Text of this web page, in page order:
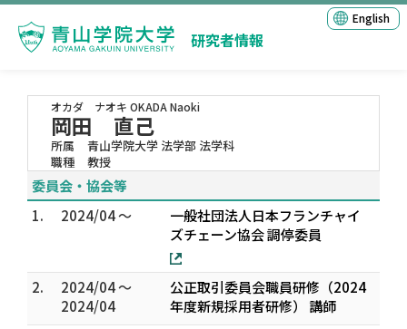
研究者情報
English
オカダ ナオキ OKADA Naoki
岡田 直己
所属
青山学院大学 法学部 法学科
職種
教授
委員会・協会等
1.
2024/04 ～
一般社団法人日本フランチャイ
ズチェーン協会 調停委員
2.
2024/04 ～
2024/04
公正取引委員会職員研修（2024
年度新規採用者研修） 講師